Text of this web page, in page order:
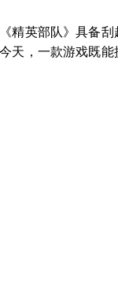
精英部队》具备
天，一款游戏既